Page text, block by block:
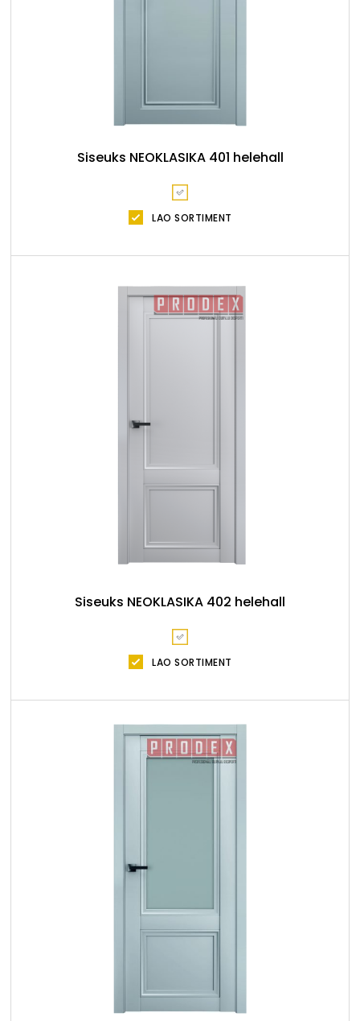
Siseuks NEOKLASIKA 401 helehall
LAO SORTIMENT
Siseuks NEOKLASIKA 402 helehall
LAO SORTIMENT